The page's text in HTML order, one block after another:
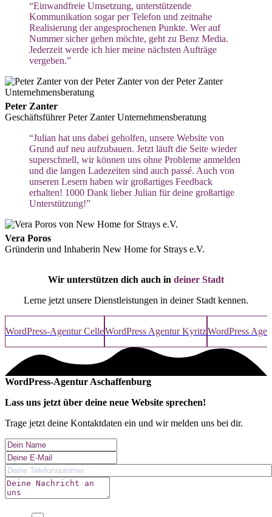
“Einwandfreie Umsetzung, unterstützende
Kommunikation sogar per Telefon und zeitnahe
Realisierung der angesprochenen Punkte. Wer auf
Nummer sicher gehen möchte, geht zu Benz Media.
Jederzeit werde ich hier meine nächsten Aufträge
vergeben.”
Peter Zanter
Geschäftsführer Peter Zanter Unternehmensberatung
“Julian hat uns dabei geholfen, unsere Website von
Grund auf neu aufzubauen. Jetzt läuft die Seite wieder
superschnell, wir können uns ohne Probleme anmelden
und die langen Ladezeiten sind auch passé. Auch von
unseren Lesern haben wir großartiges Feedback
erhalten! 1000 Dank lieber Julian für deine großartige
Unterstützung!”
Vera Poros
Gründerin und Inhaberin New Home for Strays e.V.
Wir unterstützen dich auch in deiner Stadt
Lerne jetzt unsere Dienstleistungen in deiner Stadt kennen.
WordPress-Agentur CelleWordPress Agentur KyritzWordPress
WordPress-Agentur Aschaffenburg
Lass uns jetzt über deine neue Website sprechen!
Trage jetzt deine Kontaktdaten ein und wir melden uns bei dir.